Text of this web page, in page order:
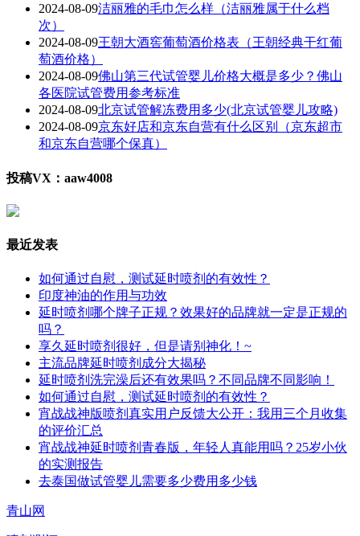
2024-08-09洁丽雅的毛巾怎么样（洁丽雅属于什么档
次）
2024-08-09王朝大酒窖葡萄酒价格表（王朝经典干红葡
萄酒价格）
2024-08-09佛山第三代试管婴儿价格大概是多少？佛山
各医院试管费用参考标准
2024-08-09北京试管解冻费用多少(北京试管婴儿攻略)
2024-08-09京东好店和京东自营有什么区别（京东超市
和京东自营哪个保真）
投稿VX：aaw4008
最近发表
如何通过自慰，测试延时喷剂的有效性？
印度神油的作用与功效
延时喷剂哪个牌子正规？效果好的品牌就一定是正规的
吗？
享久延时喷剂很好，但是请别神化！~
主流品牌延时喷剂成分大揭秘
延时喷剂洗完澡后还有效果吗？不同品牌不同影响！
如何通过自慰，测试延时喷剂的有效性？
宵战战神版喷剂真实用户反馈大公开：我用三个月收集
的评价汇总
宵战战神延时喷剂青春版，年轻人真能用吗？25岁小伙
的实测报告
去泰国做试管婴儿需要多少费用多少钱
青山网